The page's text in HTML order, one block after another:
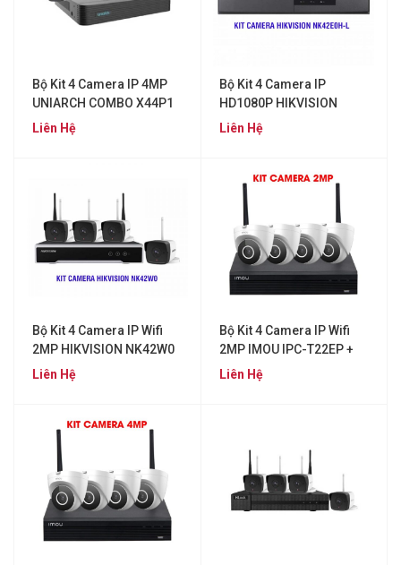
Bộ Kit 4 Camera IP 4MP
UNIARCH COMBO X44P1
Liên Hệ
Bộ Kit 4 Camera IP
HD1080P HIKVISION
NK42E0H-L
Liên Hệ
Bộ Kit 4 Camera IP Wifi
2MP HIKVISION NK42W0
Liên Hệ
Bộ Kit 4 Camera IP Wifi
2MP IMOU IPC-T22EP +
NVR1104HS-W-S2
Liên Hệ